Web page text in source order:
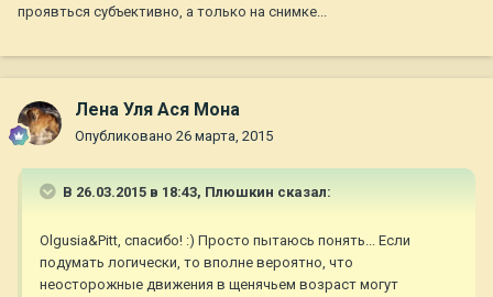
проявться субъективно, а только на снимке...
Лена Уля Ася Мона
Опубликовано 26 марта, 2015
В 26.03.2015 в 18:43, Плюшкин сказал:
Olgusia&Pitt, спасибо! :) Просто пытаюсь понять... Если
подумать логически, то вполне вероятно, что
неосторожные движения в щенячьем возраст могут